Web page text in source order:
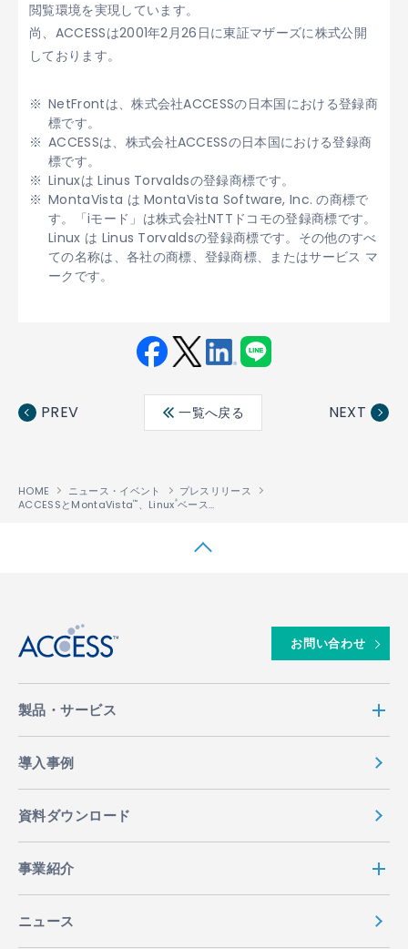
閲覧環境を実現しています。
尚、ACCESSは2001年2月26日に東証マザーズに株式公開
しております。
NetFrontは、株式会社ACCESSの日本国における登録商
標です。
ACCESSは、株式会社ACCESSの日本国における登録商
標です。
Linuxは Linus Torvaldsの登録商標です。
MontaVista は MontaVista Software, Inc. の商標で
す。「iモード」は株式会社NTTドコモの登録商標です。
Linux は Linus Torvaldsの登録商標です。その他のすべ
ての名称は、各社の商標、登録商標、またはサービス マ
ークです。
ebo ter
edin
PREV 一覧へ戻る NEXT
HOME ニュース・イベント
プレスリリース
ACCESSとMontaVista™ 、Linux®ベースの機器向けに最新ブラウザソリューションを提供
お問い合わせ
製品・サービス
導入事例
資料ダウンロード
事業紹介
ニュース